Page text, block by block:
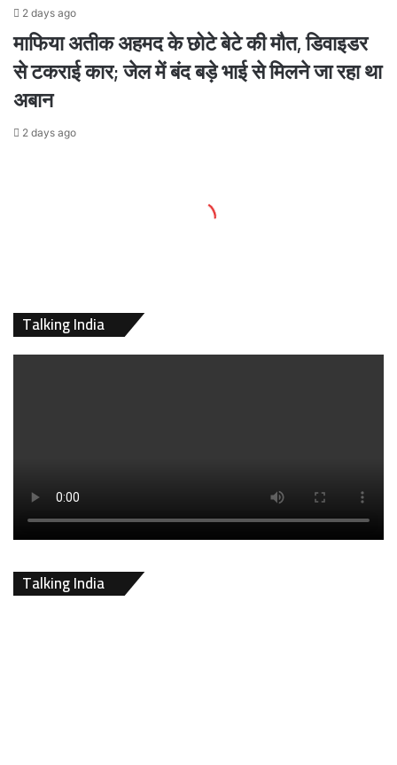
2 days ago
माफिया अतीक अहमद के छोटे बेटे की मौत, डिवाइडर
से टकराई कार; जेल में बंद बड़े भाई से मिलने जा रहा था
अबान
2 days ago
Talking India
Talking India